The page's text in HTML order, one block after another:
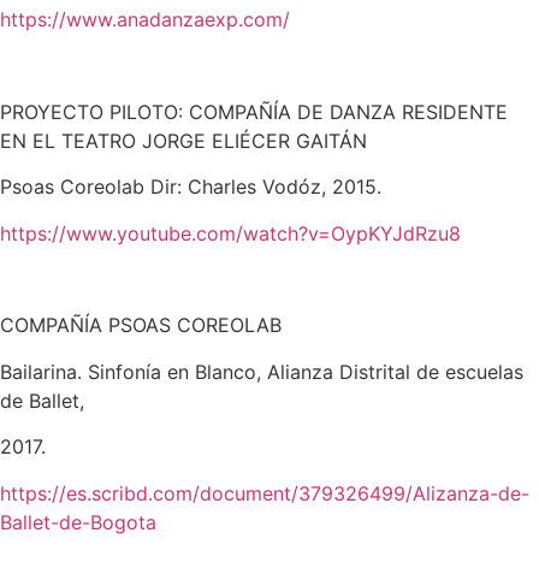
https://www.anadanzaexp.com/
PROYECTO PILOTO: COMPAÑÍA DE DANZA RESIDENTE
EN EL TEATRO JORGE ELIÉCER GAITÁN
Psoas Coreolab Dir: Charles Vodóz, 2015.
https://www.youtube.com/watch?v=OypKYJdRzu8
COMPAÑÍA PSOAS COREOLAB
Bailarina. Sinfonía en Blanco, Alianza Distrital de escuelas
de Ballet,
2017.
https://es.scribd.com/document/379326499/Alizanza-de-
Ballet-de-Bogota